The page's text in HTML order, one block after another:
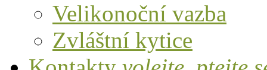
Velikonoční vazba
Zvláštní kytice